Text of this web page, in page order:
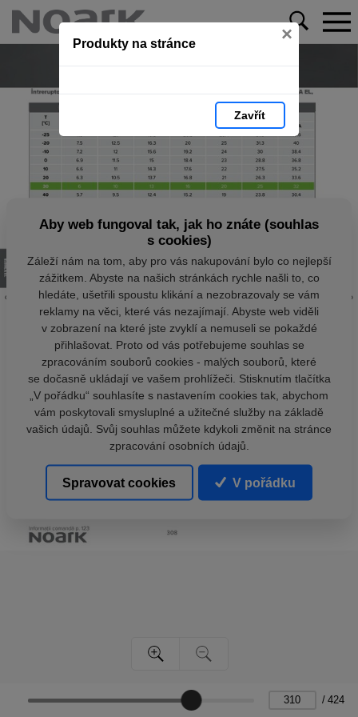
Produkty na stránce ×
Zavřít
/ 424
Aby web fungoval tak, jak ho znáte (souhlas
s cookies)
Záleží nám na tom, aby pro vás nakupování bylo co nejlepší
zážitkem. Abyste na našich stránkách rychle našli to, co
hledáte, ušetřili spoustu klikání a nezobrazovaly se vám
reklamy na věci, které vás nezajímají. Abyste web viděli
v zobrazení na které jste zvyklí a nemuseli se pokaždé
přihlašovat. Proto od vás potřebujeme souhlas se
zpracováním souborů cookies - malých souborů, které
se dočasně ukládají ve vašem prohlížeči. Stisknutím tlačítka
„V pořádku“ souhlasíte s nastavením cookies tak, abychom
vám poskytovali smysluplné a užitečné služby na základě
vašich údajů. Svůj souhlas můžete kdykoli změnit na stránce
zpracování osobních údajů.
Spravovat cookies V pořádku